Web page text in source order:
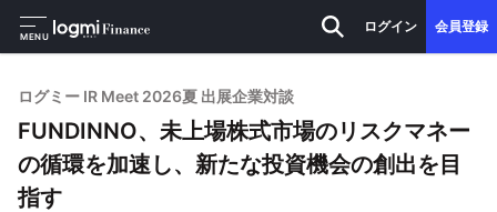
MENU
ログイン 会員登録
ログミー IR Meet 2026夏 出展企業対談
FUNDINNO、未上場株式市場のリスクマネー
の循環を加速し、新たな投資機会の創出を目
指す